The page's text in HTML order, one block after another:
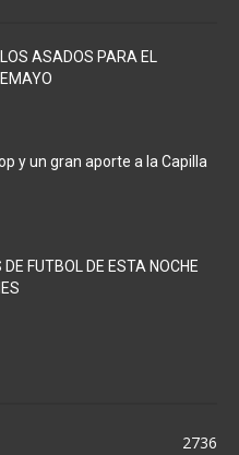
ASADOS PARA EL
y un gran aporte a la Capilla
DE FUTBOL DE ESTA NOCHE
2736